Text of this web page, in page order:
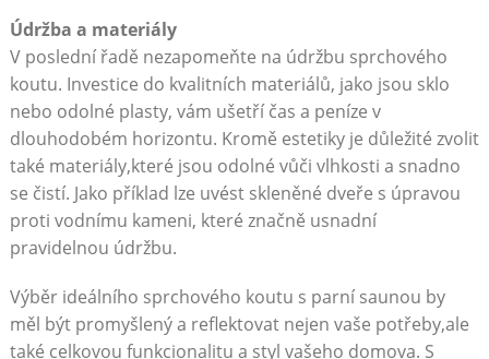
Údržba a materiály
V poslední řadě nezapomeňte na údržbu sprchového
koutu. Investice do kvalitních materiálů, jako jsou sklo
nebo odolné plasty, vám ušetří čas a peníze v
dlouhodobém horizontu. Kromě estetiky je důležité zvolit
také materiály,které jsou odolné vůči vlhkosti a snadno
se čistí. Jako příklad lze uvést skleněné dveře s úpravou
proti vodnímu kameni, které značně usnadní
pravidelnou údržbu.
Výběr ideálního sprchového koutu s parní saunou by
měl být promyšlený a reflektovat nejen vaše potřeby,ale
také celkovou funkcionalitu a styl vašeho domova. S